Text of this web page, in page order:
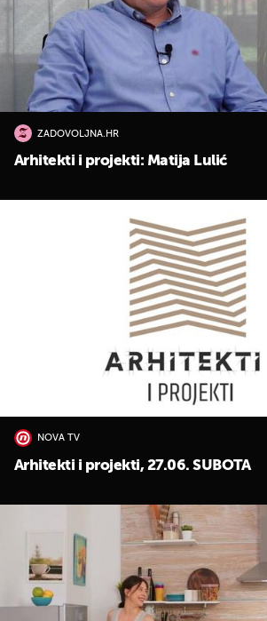
ZADOVOLJNA.HR
Arhitekti i projekti: Matija Lulić
NOVA TV
Arhitekti i projekti, 27.06. SUBOTA